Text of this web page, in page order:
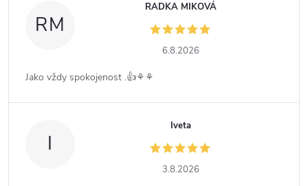
RM
RADKA MIKOVÁ
6.8.2026
Jako vždy spokojenost .👍⚘️⚘️
I
Iveta
3.8.2026